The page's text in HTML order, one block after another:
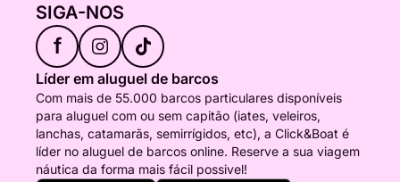
SIGA-NOS
f
Líder em aluguel de barcos
Com mais de 55.000 barcos particulares disponíveis
para aluguel com ou sem capitão (iates, veleiros,
lanchas, catamarãs, semirrígidos, etc), a Click&Boat é
líder no aluguel de barcos online. Reserve a sua viagem
náutica da forma mais fácil possivel!